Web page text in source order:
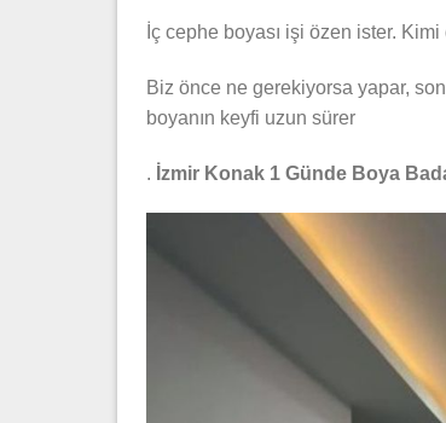
İç cephe boyası işi özen ister.
Biz önce ne gerekiyorsa yapar,
boyanın keyfi uzun sürer
. İzmir Konak 1 Günde Boya